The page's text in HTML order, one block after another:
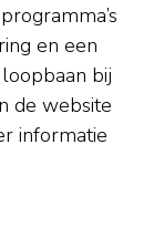
en een
bij
de website
informatie